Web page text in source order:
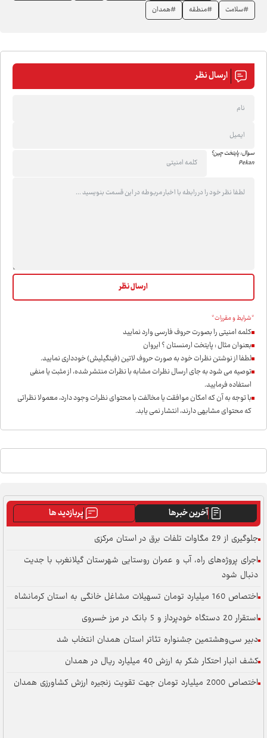
#سلامت #منطقه #همدان
ارسال نظر
سوال: پایتخت چین؟
Pekan
*شرایط و مقررات*
کلمه امنیتی را بصورت حروف فارسی وارد نمایید
بعنوان مثال : پایتخت ارمنستان ؟ ایروان
لطفا از نوشتن نظرات خود به صورت حروف لاتین (فینگیلیش) خودداری نمايید.
توصیه می شود به جای ارسال نظرات مشابه با نظرات منتشر شده، از مثبت یا منفی
استفاده فرمایید.
با توجه به آن که امکان موافقت یا مخالفت با محتوای نظرات وجود دارد، معمولا نظراتی
که محتوای مشابهی دارند، انتشار نمی یابد.
آخرین خبرها
پربازدید ها
جلوگیری از 29 مگاوات تلفات برق در استان مرکزی
اجرای پروژه‌های راه، آب و عمران روستایی شهرستان گیلانغرب با جدیت
دنبال شود
اختصاص 160 میلیارد تومان تسهیلات مشاغل خانگی به استان کرمانشاه
استقرار 20 دستگاه خودپرداز و 5 بانک در مرز خسروی
دبیر سی‌وهشتمین جشنواره تئاتر استان همدان انتخاب شد
کشف انبار احتکار شکر به ارزش 40 میلیارد ریال در همدان
اختصاص 2000 میلیارد تومان جهت تقویت زنجیره ارزش کشاورزی همدان